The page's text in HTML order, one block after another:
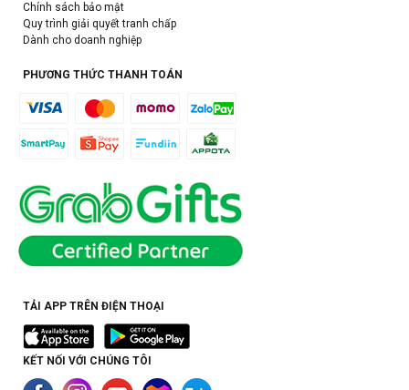
Chính sách bảo mật
Quy trình giải quyết tranh chấp
Dành cho doanh nghiệp
PHƯƠNG THỨC THANH TOÁN
TẢI APP TRÊN ĐIỆN THOẠI
KẾT NỐI VỚI CHÚNG TÔI